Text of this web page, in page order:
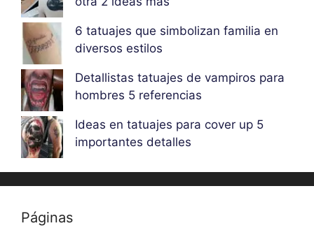
6 tatuajes que simbolizan familia en
diversos estilos
Detallistas tatuajes de vampiros para
hombres 5 referencias
Ideas en tatuajes para cover up 5
importantes detalles
Páginas